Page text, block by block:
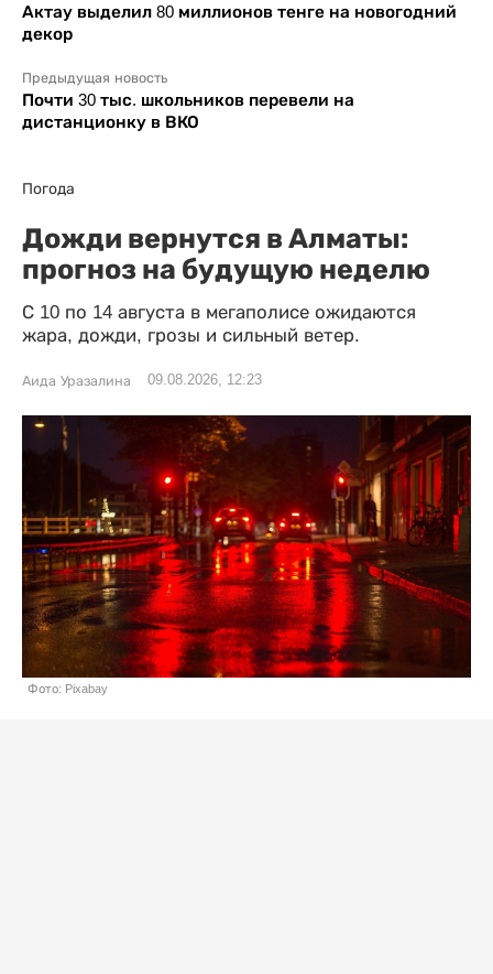
Актау выделил 80 миллионов тенге на новогодний
декор
Предыдущая новость
Почти 30 тыс. школьников перевели на
дистанционку в ВКО
Погода
Дожди вернутся в Алматы:
прогноз на будущую неделю
С 10 по 14 августа в мегаполисе ожидаются
жара, дожди, грозы и сильный ветер.
Аида Уразалина 09.08.2026, 12:23
Фото: Pixabay